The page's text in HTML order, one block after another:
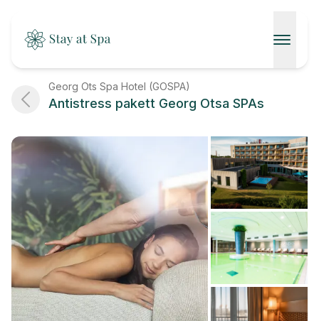
AVALEHT
KONTAKT
Georg Ots Spa Hotel (GOSPA)
Antistress pakett Georg Otsa SPAs